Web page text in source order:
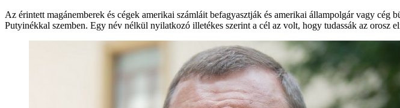
Az érintett magánemberek és cégek amerikai számláit befagyasztják és amerikai állampolgár vagy
Putyinékkal szemben. Egy név nélkül nyilatkozó illetékes szerint a cél az volt, hogy tudassák az